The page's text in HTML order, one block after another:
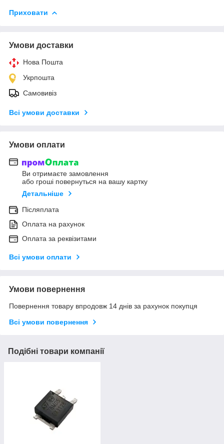
Приховати
Умови доставки
Нова Пошта
Укрпошта
Самовивіз
Всі умови доставки
Умови оплати
Ви отримаєте замовлення
або гроші повернуться на вашу картку
Детальніше
Післяплата
Оплата на рахунок
Оплата за реквізитами
Всі умови оплати
Умови повернення
Повернення товару впродовж 14 днів за рахунок покупця
Всі умови повернення
Подібні товари компанії